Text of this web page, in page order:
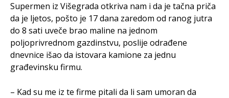
Supermen iz Višegrada otkriva nam i da je tačna priča
da je ljetos, pošto je 17 dana zaredom od ranog jutra
do 8 sati uveče brao maline na jednom
poljoprivrednom gazdinstvu, poslije odrađene
dnevnice išao da istovara kamione za jednu
građevinsku firmu.
– Kad su me iz te firme pitali da li sam umoran da